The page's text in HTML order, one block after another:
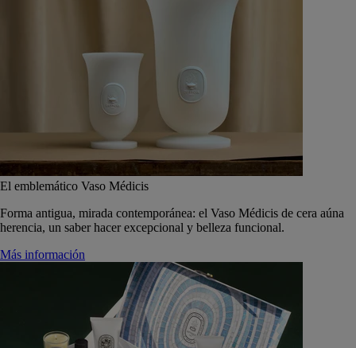
El emblemático Vaso Médicis
Forma antigua, mirada contemporánea: el Vaso Médicis de cera aúna
herencia, un saber hacer excepcional y belleza funcional.
Más información